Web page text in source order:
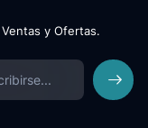
y Ofertas.